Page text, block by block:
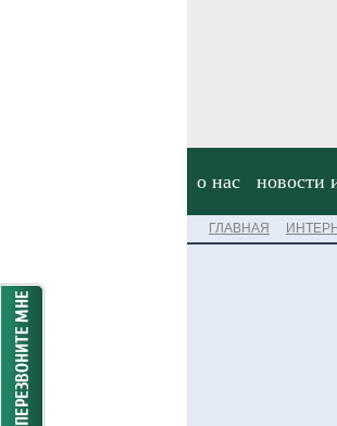
о нас новости
ГЛАВНАЯ